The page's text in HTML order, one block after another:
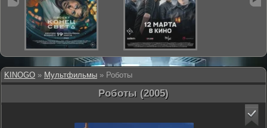
KINOGO » Мультфильмы » Роботы
Роботы (2005)